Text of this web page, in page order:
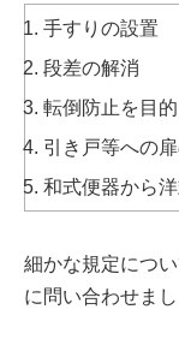
手すりの設置
段差の解消
転倒防止を目
引き戸等への
和式便器から
細かな規定につ
に問い合わせまし